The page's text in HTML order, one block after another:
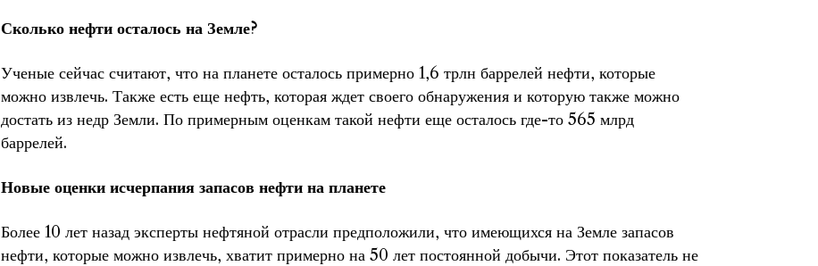
Сколько нефти осталось на Земле?
Ученые сейчас считают, что на планете осталось примерно 1,6 трлн баррелей нефти, которые
можно извлечь. Также есть еще нефть, которая ждет своего обнаружения и которую также можно
достать из недр Земли. По примерным оценкам такой нефти еще осталось где-то 565 млрд
баррелей.
Новые оценки исчерпания запасов нефти на планете
Более 10 лет назад эксперты нефтяной отрасли предположили, что имеющихся на Земле запасов
нефти, которые можно извлечь, хватит примерно на 50 лет постоянной добычи. Этот показатель не